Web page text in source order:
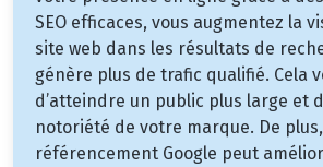
SEO efficaces, vous augmentez la
site web dans les résultats de
génère plus de trafic qualifié. Cela
d’atteindre un public plus large et
notoriété de votre marque. De
référencement Google peut